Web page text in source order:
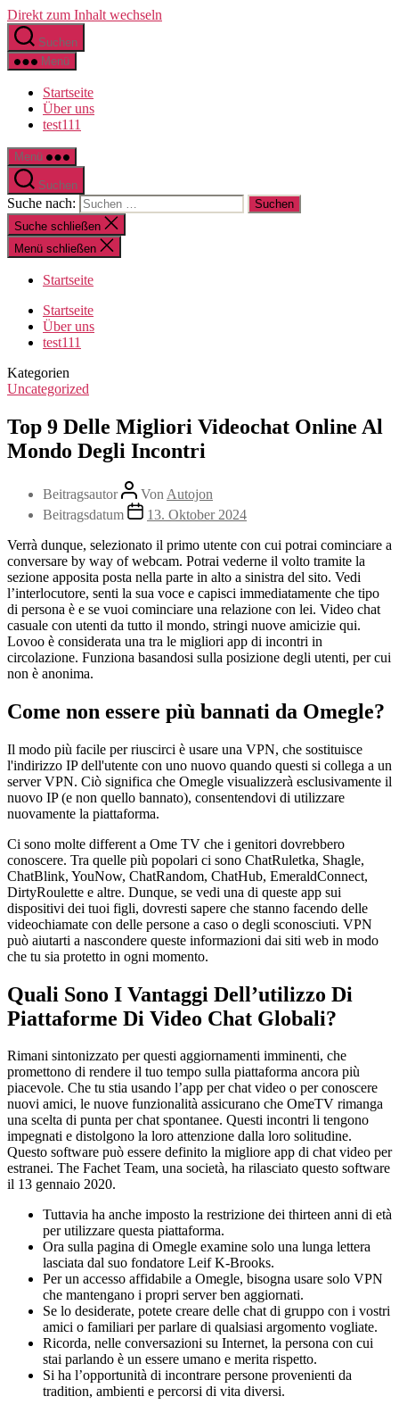
Direkt zum Inhalt wechseln
Suchen
Menü
Startseite
Über uns
test111
Menü
Suchen
Suche nach:
Suche schließen
Menü schließen
Startseite
Startseite
Über uns
test111
Kategorien
Uncategorized
Top 9 Delle Migliori Videochat Online Al
Mondo Degli Incontri
Beitragsautor Von Autojon
Beitragsdatum
13. Oktober 2024
Verrà dunque, selezionato il primo utente con cui potrai cominciare a
conversare by way of webcam. Potrai vederne il volto tramite la
sezione apposita posta nella parte in alto a sinistra del sito. Vedi
l’interlocutore, senti la sua voce e capisci immediatamente che tipo
di persona è e se vuoi cominciare una relazione con lei. Video chat
casuale con utenti da tutto il mondo, stringi nuove amicizie qui.
Lovoo è considerata una tra le migliori app di incontri in
circolazione. Funziona basandosi sulla posizione degli utenti, per cui
non è anonima.
Come non essere più bannati da Omegle?
Il modo più facile per riuscirci è usare una VPN, che sostituisce
l'indirizzo IP dell'utente con uno nuovo quando questi si collega a un
server VPN. Ciò significa che Omegle visualizzerà esclusivamente il
nuovo IP (e non quello bannato), consentendovi di utilizzare
nuovamente la piattaforma.
Ci sono molte different a Ome TV che i genitori dovrebbero
conoscere. Tra quelle più popolari ci sono ChatRuletka, Shagle,
ChatBlink, YouNow, ChatRandom, ChatHub, EmeraldConnect,
DirtyRoulette e altre. Dunque, se vedi una di queste app sui
dispositivi dei tuoi figli, dovresti sapere che stanno facendo delle
videochiamate con delle persone a caso o degli sconosciuti. VPN
può aiutarti a nascondere queste informazioni dai siti web in modo
che tu sia protetto in ogni momento.
Quali Sono I Vantaggi Dell’utilizzo Di
Piattaforme Di Video Chat Globali?
Rimani sintonizzato per questi aggiornamenti imminenti, che
promettono di rendere il tuo tempo sulla piattaforma ancora più
piacevole. Che tu stia usando l’app per chat video o per conoscere
nuovi amici, le nuove funzionalità assicurano che OmeTV rimanga
una scelta di punta per chat spontanee. Questi incontri li tengono
impegnati e distolgono la loro attenzione dalla loro solitudine.
Questo software può essere definito la migliore app di chat video per
estranei. The Fachet Team, una società, ha rilasciato questo software
il 13 gennaio 2020.
Tuttavia ha anche imposto la restrizione dei thirteen anni di età
per utilizzare questa piattaforma.
Ora sulla pagina di Omegle examine solo una lunga lettera
lasciata dal suo fondatore Leif K-Brooks.
Per un accesso affidabile a Omegle, bisogna usare solo VPN
che mantengano i propri server ben aggiornati.
Se lo desiderate, potete creare delle chat di gruppo con i vostri
amici o familiari per parlare di qualsiasi argomento vogliate.
Ricorda, nelle conversazioni su Internet, la persona con cui
stai parlando è un essere umano e merita rispetto.
Si ha l’opportunità di incontrare persone provenienti da
tradition, ambienti e percorsi di vita diversi.